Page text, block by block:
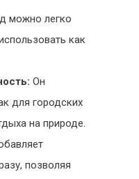
можно легко
как
Он
для городских
на природе.
позволяя